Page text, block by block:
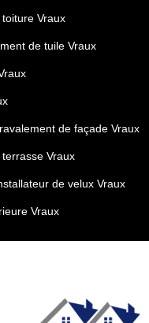
Vraux
de tuile Vraux
de façade Vraux
Vraux
de velux Vraux
Vraux